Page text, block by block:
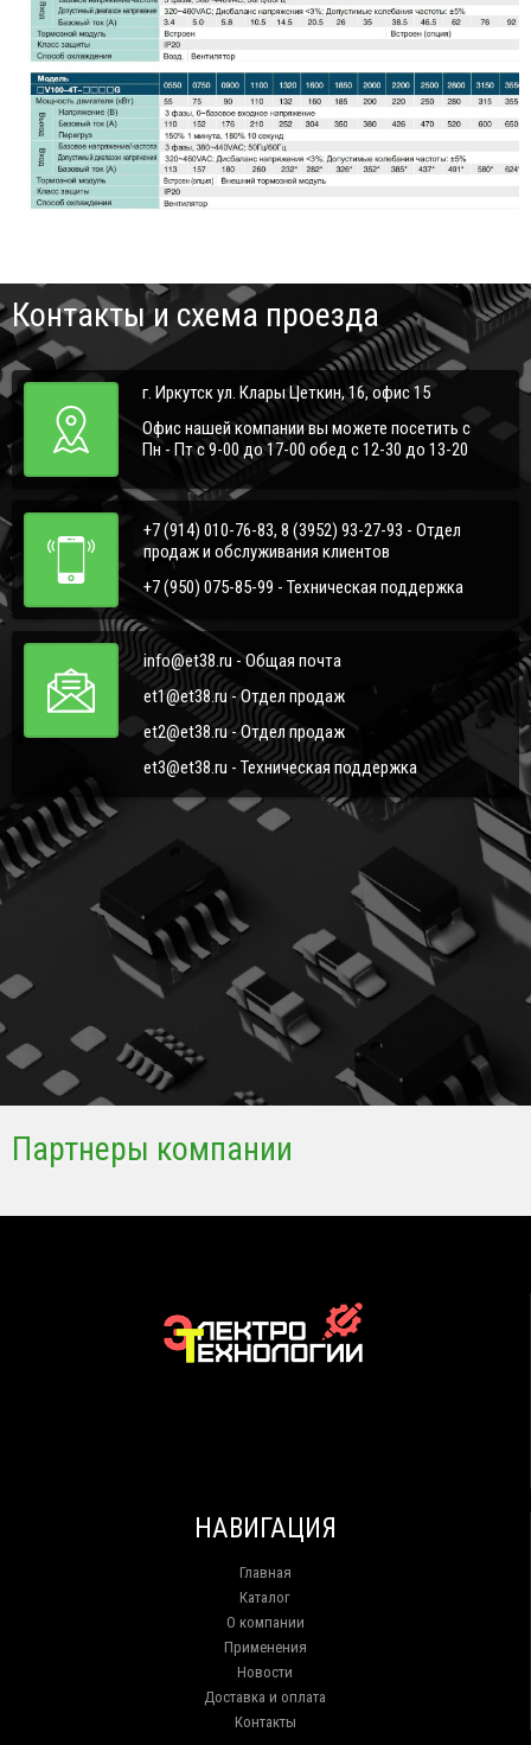
Контакты и схема проезда
г. Иркутск ул. Клары Цеткин, 16, офис 15
Офис нашей компании вы можете посетить с
Пн - Пт с 9-00 до 17-00 обед с 12-30 до 13-20
+7 (914) 010-76-83, 8 (3952) 93-27-93 - Отдел
продаж и обслуживания клиентов
+7 (950) 075-85-99 - Техническая поддержка
info@et38.ru - Общая почта
et1@et38.ru - Отдел продаж
et2@et38.ru - Отдел продаж
et3@et38.ru - Техническая поддержка
Партнеры компании
НАВИГАЦИЯ
Главная
Каталог
О компании
Применения
Новости
Доставка и оплата
Контакты